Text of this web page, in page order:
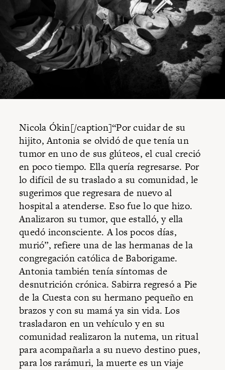
Nicola Ókin[/caption]“Por cuidar de su
hijito, Antonia se olvidó de que tenía un
tumor en uno de sus glúteos, el cual creció
en poco tiempo. Ella quería regresarse. Por
lo difícil de su traslado a su comunidad, le
sugerimos que regresara de nuevo al
hospital a atenderse. Eso fue lo que hizo.
Analizaron su tumor, que estalló, y ella
quedó inconsciente. A los pocos días,
murió”, refiere una de las hermanas de la
congregación católica de Baborigame.
Antonia también tenía síntomas de
desnutrición crónica. Sabirra regresó a Pie
de la Cuesta con su hermano pequeño en
brazos y con su mamá ya sin vida. Los
trasladaron en un vehículo y en su
comunidad realizaron la nutema, un ritual
para acompañarla a su nuevo destino pues,
para los rarámuri, la muerte es un viaje